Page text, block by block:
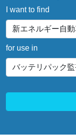
I want to find
for use in